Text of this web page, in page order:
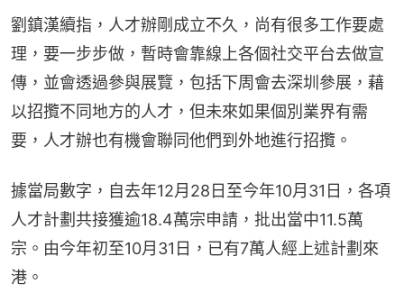
劉鎮漢續指，人才辦剛成立不久，尚有很多工作要處
理，要一步步做，暫時會靠線上各個社交平台去做宣
傳，並會透過參與展覽，包括下周會去深圳參展，藉
以招攬不同地方的人才，但未來如果個別業界有需
要，人才辦也有機會聯同他們到外地進行招攬。
據當局數字，自去年12月28日至今年10月31日，各項
人才計劃共接獲逾18.4萬宗申請，批出當中11.5萬
宗。由今年初至10月31日，已有7萬人經上述計劃來
港。